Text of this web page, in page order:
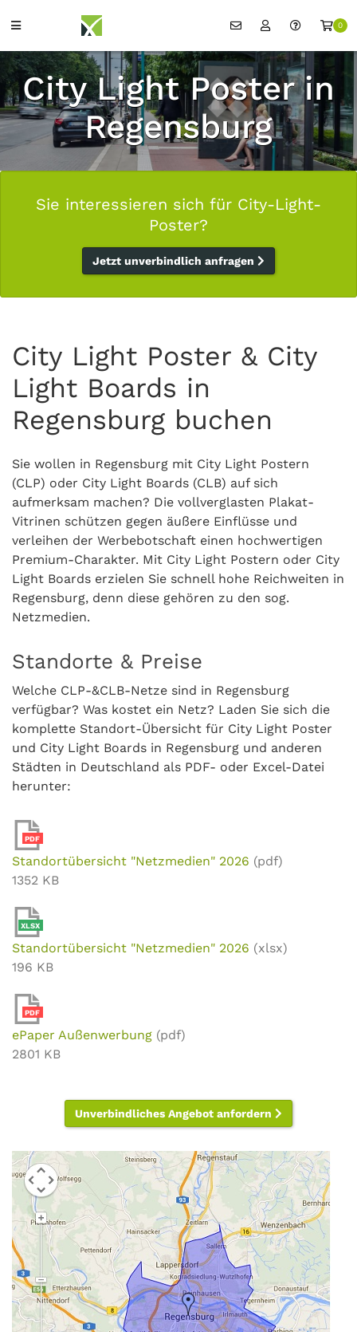
0
City Light Poster in
Regensburg
Sie interessieren sich für City-Light-
Poster?
Jetzt unverbindlich anfragen
City Light Poster & City
Light Boards in
Regensburg buchen
Sie wollen in Regensburg mit City Light Postern
(CLP) oder City Light Boards (CLB) auf sich
aufmerksam machen? Die vollverglasten Plakat-
Vitrinen schützen gegen äußere Einflüsse und
verleihen der Werbebotschaft einen hochwertigen
Premium-Charakter. Mit City Light Postern oder City
Light Boards erzielen Sie schnell hohe Reichweiten in
Regensburg, denn diese gehören zu den sog.
Netzmedien.
Standorte & Preise
Welche CLP-&CLB-Netze sind in Regensburg
verfügbar? Was kostet ein Netz? Laden Sie sich die
komplette Standort-Übersicht für City Light Poster
und City Light Boards in Regensburg und anderen
Städten in Deutschland als PDF- oder Excel-Datei
herunter:
PDF
Standortübersicht "Netzmedien" 2026 (pdf)
1352 KB
XLSX
Standortübersicht "Netzmedien" 2026 (xlsx)
196 KB
PDF
ePaper Außenwerbung (pdf)
2801 KB
Unverbindliches Angebot anfordern